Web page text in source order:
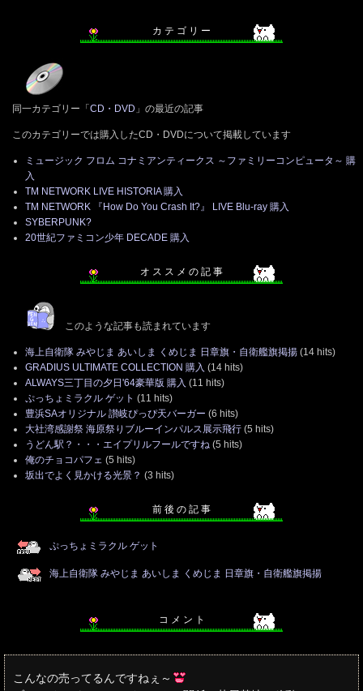
カ テ ゴ リ ー
同一カテゴリー「CD・DVD 」の最近の記事
このカテゴリーでは購入したCD・DVDについて掲載しています
ミュージック フロム コナミアンティークス ～ファミリーコンピュータ～ 購
入
TM NETWORK LIVE HISTORIA 購入
TM NETWORK 『How Do You Crash It?』 LIVE Blu-ray 購入
SYBERPUNK?
20世紀ファミコン少年 DECADE 購入
オ ス ス メ の 記 事
このような記事も読まれています
海上自衛隊 みやじま あいしま くめじま 日章旗・自衛艦旗掲揚 (14 hits)
GRADIUS ULTIMATE COLLECTION 購入 (14 hits)
ALWAYS三丁目の夕日'64豪華版 購入 (11 hits)
ぷっちょミラクル ゲット (11 hits)
豊浜SAオリジナル 讃岐ぴっぴ天バーガー (6 hits)
大社湾感謝祭 海原祭りブルーインパルス展示飛行 (5 hits)
うどん駅？・・・エイプリルフールですね (5 hits)
俺のチョコパフェ (5 hits)
坂出でよく見かける光景？ (3 hits)
前 後 の 記 事
ぷっちょミラクル ゲット
海上自衛隊 みやじま あいしま くめじま 日章旗・自衛艦旗掲揚
コ メ ン ト
こんなの売ってるんですねぇ～